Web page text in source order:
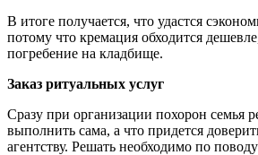
В итоге получается, что удастся
потому что кремация обходится
погребение на кладбище.
Заказ ритуальных услуг
Сразу при организации похорон семья
выполнить сама, а что придется
агентству. Решать необходимо по